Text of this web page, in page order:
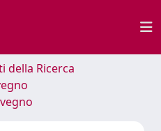
della Ricerca